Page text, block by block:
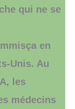
qui ne se
en
Unis. Au
les
médecins